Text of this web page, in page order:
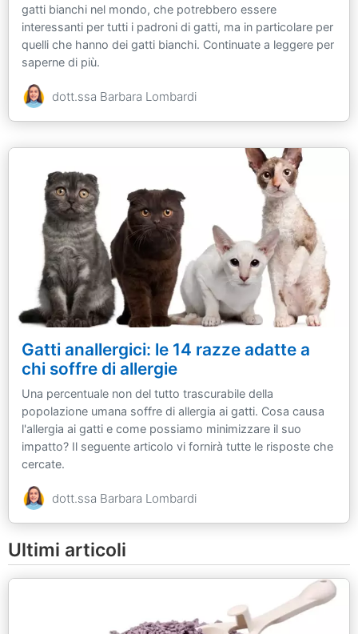
gatti bianchi nel mondo, che potrebbero essere
interessanti per tutti i padroni di gatti, ma in particolare per
quelli che hanno dei gatti bianchi. Continuate a leggere per
saperne di più.
dott.ssa Barbara Lombardi
Gatti anallergici: le 14 razze adatte a
chi soffre di allergie
Una percentuale non del tutto trascurabile della
popolazione umana soffre di allergia ai gatti. Cosa causa
l'allergia ai gatti e come possiamo minimizzare il suo
impatto? Il seguente articolo vi fornirà tutte le risposte che
cercate.
dott.ssa Barbara Lombardi
Ultimi articoli